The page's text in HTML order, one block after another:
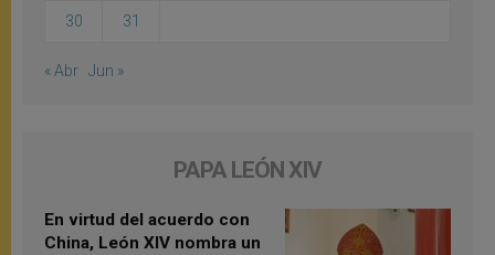
30 31
« Abr Jun »
PAPA LEÓN XIV
En virtud del acuerdo con
China, León XIV nombra un